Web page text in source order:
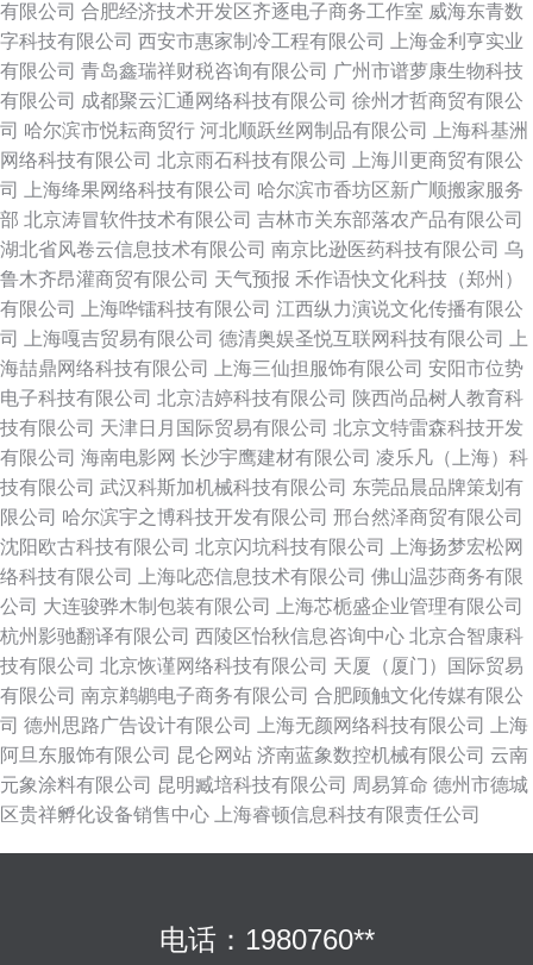
有限公司 合肥经济技术开发区齐逐电子商务工作室 威海东青数
字科技有限公司 西安市惠家制冷工程有限公司
上海金利亨实业
有限公司 青岛鑫瑞祥财税咨询有限公司 广州市谱萝康生物科技
有限公司 成都聚云汇通网络科技有限公司 徐州才哲商贸有限公
司 哈尔滨市悦耘商贸行 河北顺跃丝网制品有限公司
上海科基洲
网络科技有限公司 北京雨石科技有限公司
上海川更商贸有限公
司
上海绛果网络科技有限公司 哈尔滨市香坊区新广顺搬家服务
部 北京涛冒软件技术有限公司 吉林市关东部落农产品有限公司
湖北省风卷云信息技术有限公司 南京比逊医药科技有限公司 乌
鲁木齐昂灌商贸有限公司 天气预报 禾作语快文化科技（郑州）
有限公司
上海哗镭科技有限公司 江西纵力演说文化传播有限公
司
上海嘎吉贸易有限公司 德清奥娱圣悦互联网科技有限公司
上
海喆鼎网络科技有限公司
上海三仙担服饰有限公司 安阳市位势
电子科技有限公司 北京洁婷科技有限公司 陕西尚品树人教育科
技有限公司 天津日月国际贸易有限公司 北京文特雷森科技开发
有限公司 海南电影网 长沙宇鹰建材有限公司 凌乐凡（上海）科
技有限公司 武汉科斯加机械科技有限公司 东莞品晨品牌策划有
限公司 哈尔滨宇之博科技开发有限公司 邢台然泽商贸有限公司
沈阳欧古科技有限公司 北京闪坑科技有限公司
上海扬梦宏松网
络科技有限公司
上海叱恋信息技术有限公司 佛山温莎商务有限
公司 大连骏骅木制包装有限公司
上海芯栀盛企业管理有限公司
杭州影驰翻译有限公司 西陵区怡秋信息咨询中心 北京合智康科
技有限公司 北京恢谨网络科技有限公司 天厦（厦门）国际贸易
有限公司 南京鹈鹕电子商务有限公司 合肥顾触文化传媒有限公
司 德州思路广告设计有限公司 上海无颜网络科技有限公司
上海
阿旦东服饰有限公司 昆仑网站 济南蓝象数控机械有限公司 云南
元象涂料有限公司 昆明臧培科技有限公司 周易算命 德州市德城
区贵祥孵化设备销售中心
上海睿顿信息科技有限责任公司
电话：1980760**